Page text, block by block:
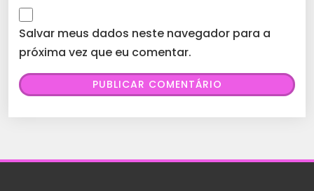
Salvar meus dados neste navegador para a
próxima vez que eu comentar.